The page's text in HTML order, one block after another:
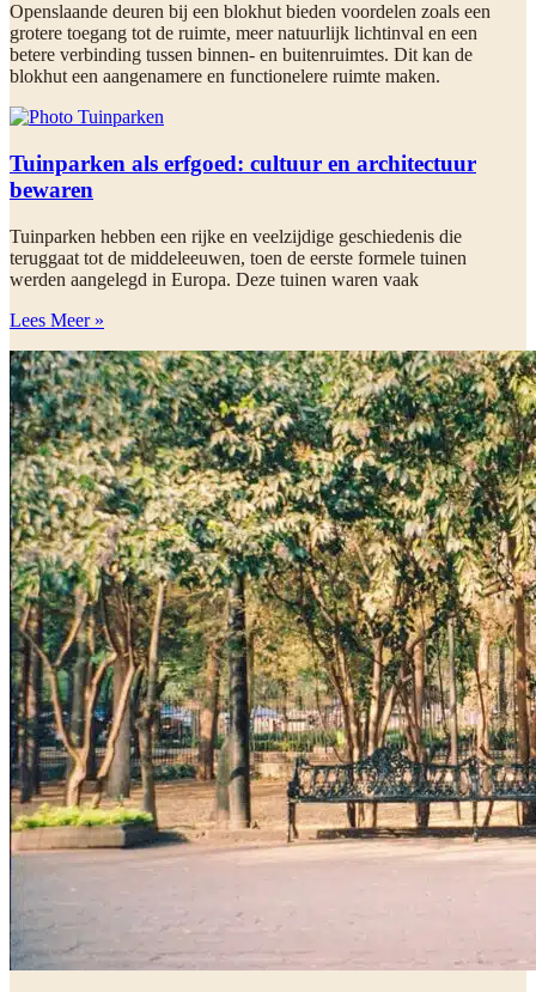
Openslaande deuren bij een blokhut bieden voordelen zoals een
grotere toegang tot de ruimte, meer natuurlijk lichtinval en een
betere verbinding tussen binnen- en buitenruimtes. Dit kan de
blokhut een aangenamere en functionelere ruimte maken.
Tuinparken als erfgoed: cultuur en architectuur
bewaren
Tuinparken hebben een rijke en veelzijdige geschiedenis die
teruggaat tot de middeleeuwen, toen de eerste formele tuinen
werden aangelegd in Europa. Deze tuinen waren vaak
Lees Meer »